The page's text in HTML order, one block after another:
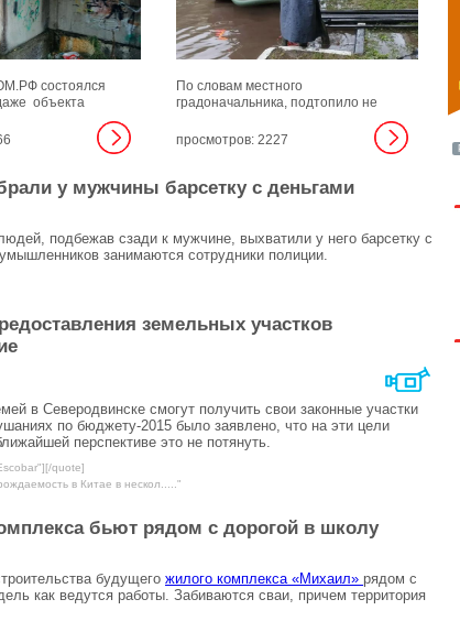
состоялся
объекта
строительства в
улицы
участком.
По словам местного
градоначальника, подтопило не
территории, но и тротуары.
просмотров: 2227
у мужчины барсетку с деньгами
подбежав сзади к мужчине, выхватили у него барсетку с
занимаются сотрудники полиции.
земельных участков
в Северодвинске смогут получить свои законные участки
по бюджету-2015 было заявлено, что на эти цели
перспективе это не потянуть.
quote]
в Китае в нескол....."
бьют рядом с дорогой в школу
будущего жилого комплекса «Михаил» рядом с
как ведутся работы. Забиваются сваи, причем территория